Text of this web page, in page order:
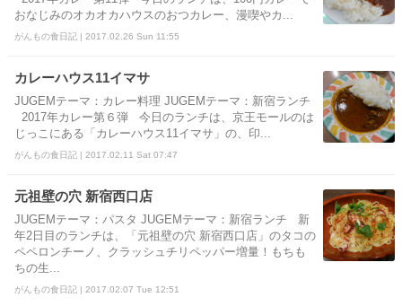
おなじみのオカオカハウスのおつカレー、漫喫やカ...
がんもの食日記 | 2017.02.26 Sun 11:55
カレーハウス11イマサ
JUGEMテーマ：カレー料理 JUGEMテーマ：新宿ランチ
2017年カレー第６弾 今日のランチは、京王モールのは
じっこにある「カレーハウス11イマサ」の、印...
がんもの食日記 | 2017.02.11 Sat 07:47
元祖壁の穴 新宿西口店
JUGEMテーマ：パスタ JUGEMテーマ：新宿ランチ 新
年2日目のランチは、「元祖壁の穴 新宿西口店」のタコの
ペペロンチーノ、クラッシュチリペッパー増量！もちも
ちの生...
がんもの食日記 | 2017.02.07 Tue 12:51